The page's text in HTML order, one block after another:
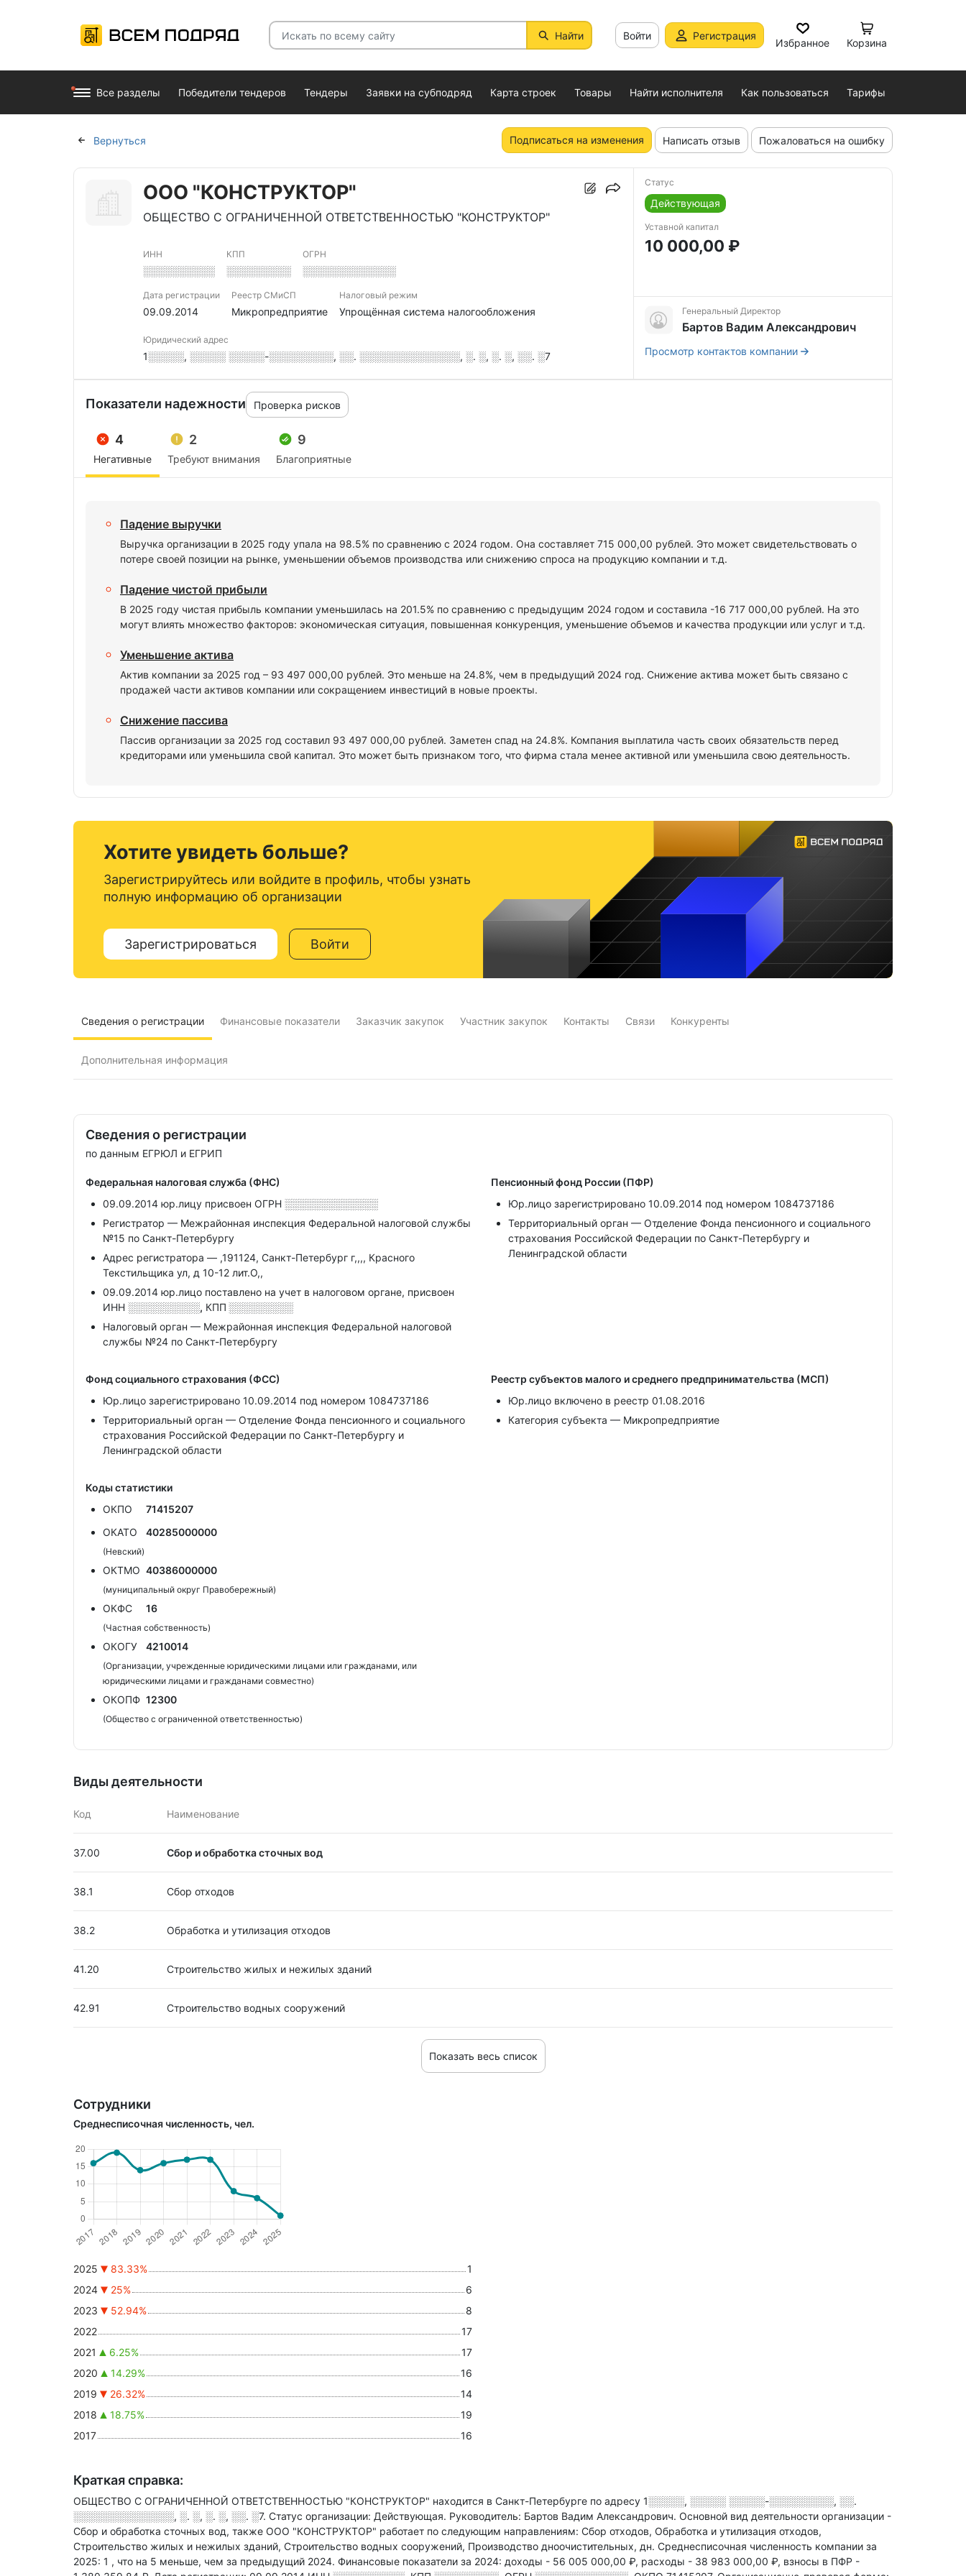
Найти Войти Регистрация
Избранное Корзина
Все разделы Победители тендеров Тендеры Заявки на субподряд Карта строек Товары Найти исполнителя Как пользоваться Тарифы
Вернуться Подписаться на изменения Написать отзыв Пожаловаться на ошибку
ООО "КОНСТРУКТОР"
ОБЩЕСТВО С ОГРАНИЧЕННОЙ ОТВЕТСТВЕННОСТЬЮ "КОНСТРУКТОР"
ИНН
░░░░░░░░░░
КПП
░░░░░░░░░
ОГРН
░░░░░░░░░░░░░
Дата регистрации
09.09.2014
Реестр СМиСП
Микропредприятие
Налоговый режим
Упрощённая система налогообложения
Юридический адрес
1░░░░░, ░░░░░ ░░░░░-░░░░░░░░░, ░░. ░░░░░░░░░░░░░░, ░. ░, ░. ░, ░░. ░7
Статус
Действующая
Уставной капитал
10 000,00 ₽
Генеральный Директор
Бартов Вадим Александрович
Просмотр контактов компании
Показатели надежности Проверка рисков
4
Негативные
2
Требуют внимания
9
Благоприятные
Падение выручки
Выручка организации в 2025 году упала на 98.5% по сравнению с 2024 годом. Она составляет 715 000,00 рублей. Это может свидетельствовать о
потере своей позиции на рынке, уменьшении объемов производства или снижению спроса на продукцию компании и т.д.
Падение чистой прибыли
В 2025 году чистая прибыль компании уменьшилась на 201.5% по сравнению с предыдущим 2024 годом и составила -16 717 000,00 рублей. На это
могут влиять множество факторов: экономическая ситуация, повышенная конкуренция, уменьшение объемов и качества продукции или услуг и т.д.
Уменьшение актива
Актив компании за 2025 год – 93 497 000,00 рублей. Это меньше на 24.8%, чем в предыдущий 2024 год. Снижение актива может быть связано с
продажей части активов компании или сокращением инвестиций в новые проекты.
Снижение пассива
Пассив организации за 2025 год составил 93 497 000,00 рублей. Заметен спад на 24.8%. Компания выплатила часть своих обязательств перед
кредиторами или уменьшила свой капитал. Это может быть признаком того, что фирма стала менее активной или уменьшила свою деятельность.
Хотите увидеть больше?
Зарегистрируйтесь или войдите в профиль, чтобы узнать
полную информацию об организации
Зарегистрироваться Войти
Сведения о регистрации Финансовые показатели Заказчик закупок Участник закупок Контакты Связи Конкуренты
Дополнительная информация
Сведения о регистрации
по данным ЕГРЮЛ и ЕГРИП
Федеральная налоговая служба (ФНС)
09.09.2014 юр.лицу присвоен ОГРН ░░░░░░░░░░░░░
Регистратор — Межрайонная инспекция Федеральной налоговой службы
№15 по Санкт-Петербургу
Адрес регистратора — ,191124, Санкт-Петербург г,,,, Красного
Текстильщика ул, д 10-12 лит.О,,
09.09.2014 юр.лицо поставлено на учет в налоговом органе, присвоен
ИНН ░░░░░░░░░░, КПП ░░░░░░░░░
Налоговый орган — Межрайонная инспекция Федеральной налоговой
службы №24 по Санкт-Петербургу
Пенсионный фонд России (ПФР)
Юр.лицо зарегистрировано 10.09.2014 под номером 1084737186
Территориальный орган — Отделение Фонда пенсионного и социального
страхования Российской Федерации по Санкт-Петербургу и
Ленинградской области
Фонд социального страхования (ФСС)
Юр.лицо зарегистрировано 10.09.2014 под номером 1084737186
Территориальный орган — Отделение Фонда пенсионного и социального
страхования Российской Федерации по Санкт-Петербургу и
Ленинградской области
Реестр субъектов малого и среднего предпринимательства (МСП)
Юр.лицо включено в реестр 01.08.2016
Категория субъекта — Микропредприятие
Коды статистики
ОКПО
71415207
ОКАТО
40285000000
(Невский)
ОКТМО 40386000000
(муниципальный округ Правобережный)
ОКФС 16
(Частная собственность)
ОКОГУ 4210014
(Организации, учрежденные юридическими лицами или гражданами, или
юридическими лицами и гражданами совместно)
ОКОПФ 12300
(Общество с ограниченной ответственностью)
Виды деятельности
Код Наименование
37.00 Сбор и обработка сточных вод
38.1 Сбор отходов
38.2 Обработка и утилизация отходов
41.20 Строительство жилых и нежилых зданий
42.91 Строительство водных сооружений
Показать весь список
Сотрудники
Среднесписочная численность, чел.
2025 83.33%
1
2024
25%
6
2023
52.94%
8
2022
17
2021
6.25%
17
2020
14.29%
16
2019
26.32%
14
2018
18.75%
19
2017
16
Краткая справка:
ОБЩЕСТВО С ОГРАНИЧЕННОЙ ОТВЕТСТВЕННОСТЬЮ "КОНСТРУКТОР" находится в Санкт-Петербурге по адресу 1░░░░░, ░░░░░ ░░░░░-░░░░░░░░░, ░░.
░░░░░░░░░░░░░░, ░. ░, ░. ░, ░░. ░7. Статус организации: Действующая. Руководитель: Бартов Вадим Александрович. Основной вид деятельности организации -
Сбор и обработка сточных вод, также ООО "КОНСТРУКТОР" работает по следующим направлениям: Сбор отходов, Обработка и утилизация отходов,
Строительство жилых и нежилых зданий, Строительство водных сооружений, Производство дноочистительных, дн. Среднесписочная численность компании за
2025: 1 , что на 5 меньше, чем за предыдущий 2024. Финансовые показатели за 2024: доходы - 56 005 000,00 ₽, расходы - 38 983 000,00 ₽, взносы в ПФР -